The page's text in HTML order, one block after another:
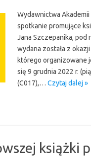
Wydawnictwa
spotkanie promujące
Jana Szczepanika, pod
wydana została z
którego organizowane
się 9 grudnia 2022 r.
(C017),… Czytaj dalej »
książki